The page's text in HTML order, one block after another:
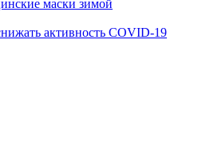
маски зимой
активность COVID-19